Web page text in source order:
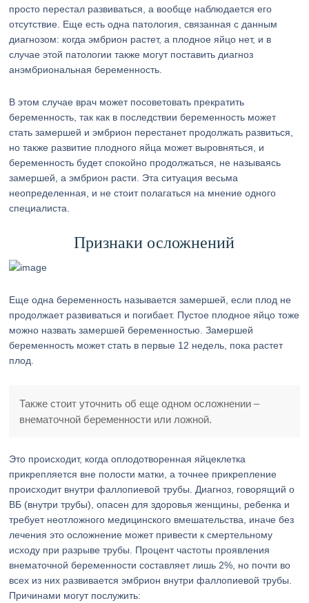
просто перестал развиваться, а вообще наблюдается его
отсутствие. Еще есть одна патология, связанная с данным
диагнозом: когда эмбрион растет, а плодное яйцо нет, и в
случае этой патологии также могут поставить диагноз
анэмбриональная беременность.
В этом случае врач может посоветовать прекратить
беременность, так как в последствии беременность может
стать замершей и эмбрион перестанет продолжать развиться,
но также развитие плодного яйца может выровняться, и
беременность будет спокойно продолжаться, не называясь
замершей, а эмбрион расти. Эта ситуация весьма
неопределенная, и не стоит полагаться на мнение одного
специалиста.
Признаки осложнений
Еще одна беременность называется замершей, если плод не
продолжает развиваться и погибает. Пустое плодное яйцо тоже
можно назвать замершей беременностью. Замершей
беременность может стать в первые 12 недель, пока растет
плод.
Также стоит уточнить об еще одном осложнении –
внематочной беременности или ложной.
Это происходит, когда оплодотворенная яйцеклетка
прикрепляется вне полости матки, а точнее прикрепление
происходит внутри фаллопиевой трубы. Диагноз, говорящий о
ВБ (внутри трубы), опасен для здоровья женщины, ребенка и
требует неотложного медицинского вмешательства, иначе без
лечения это осложнение может привести к смертельному
исходу при разрыве трубы. Процент частоты проявления
внематочной беременности составляет лишь 2%, но почти во
всех из них развивается эмбрион внутри фаллопиевой трубы.
Причинами могут послужить: